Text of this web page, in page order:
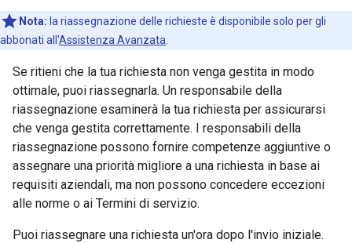
Nota: la riassegnazione delle richieste è disponibile solo per gli
abbonati all'Assistenza Avanzata
Se ritieni che la tua richiesta non venga gestita in modo
ottimale, puoi riassegnarla. Un responsabile della
riassegnazione esaminerà la tua richiesta per assicurarsi
che venga gestita correttamente. I responsabili della
riassegnazione possono fornire competenze aggiuntive o
assegnare una priorità migliore a una richiesta in base ai
requisiti aziendali, ma non possono concedere eccezioni
alle norme o ai Termini di servizio.
Puoi riassegnare una richiesta un'ora dopo l'invio iniziale.